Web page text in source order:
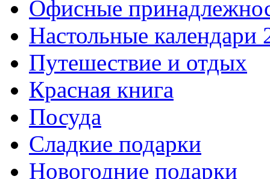
Офисные
Настольные календари
Путешествие и отдых
Красная книга
Посуда
Сладкие подарки
Новогодние подарки